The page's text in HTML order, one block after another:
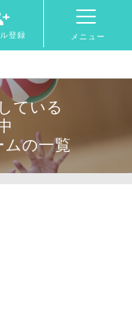
登録 メニュー
ている
ムの一覧